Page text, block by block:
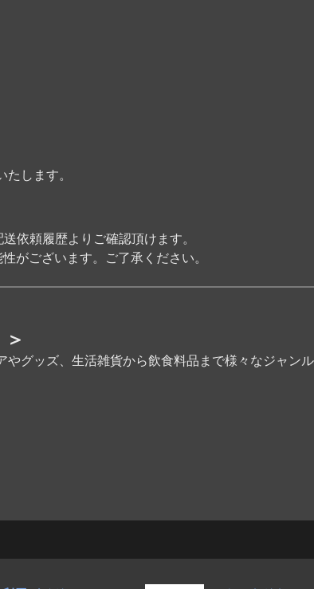
します。
依頼履歴よりご確認頂けます。
がございます。ご了承ください。
グッズ、生活雑貨から飲食料品まで様々なジャン